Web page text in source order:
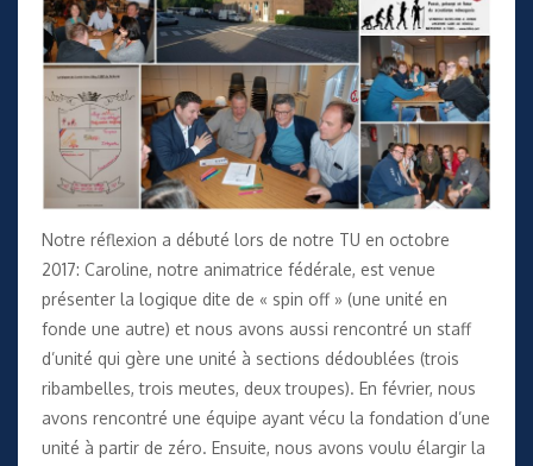
Notre réflexion a débuté lors de notre TU en octobre
2017: Caroline, notre animatrice fédérale, est venue
présenter la logique dite de « spin off » (une unité en
fonde une autre) et nous avons aussi rencontré un staff
d’unité qui gère une unité à sections dédoublées (trois
ribambelles, trois meutes, deux troupes). En février, nous
avons rencontré une équipe ayant vécu la fondation d’une
unité à partir de zéro. Ensuite, nous avons voulu élargir la